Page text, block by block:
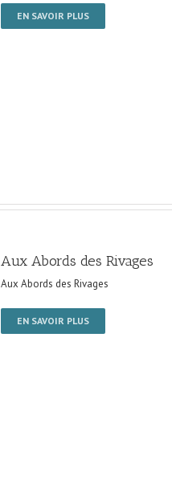
EN SAVOIR PLUS
Aux Abords des Rivages
Aux Abords des Rivages
EN SAVOIR PLUS